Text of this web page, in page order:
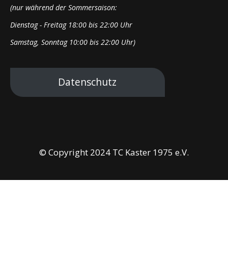
(nur während der Sommersaison:
Dienstag - Freitag 18:00 bis 22:00 Uhr
Samstag, Sonntag 10:00 bis 22:00 Uhr)
Datenschutz
© Copyright 2024 TC Kaster 1975 e.V.